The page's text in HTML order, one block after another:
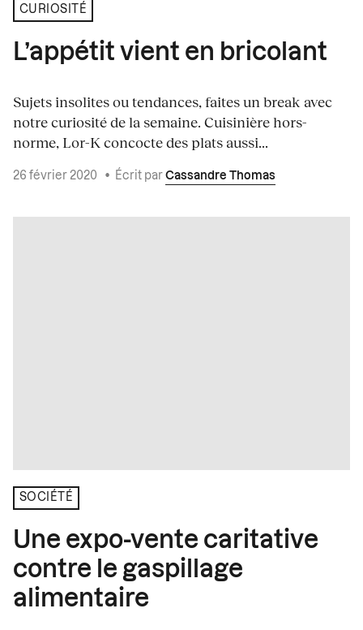
CURIOSITÉ
L’appétit vient en bricolant
Sujets insolites ou tendances, faites un break avec
notre curiosité de la semaine. Cuisinière hors-
norme, Lor-K concocte des plats aussi...
26 février 2020 • Écrit par Cassandre Thomas
SOCIÉTÉ
Une expo-vente caritative
contre le gaspillage
alimentaire